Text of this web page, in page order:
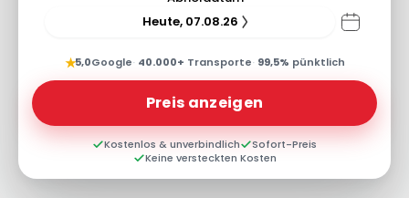
Heute, 07.08.26
★5,0Google· 40.000+ Transporte· 99,5% pünktlich
Preis anzeigen
Kostenlos & unverbindlich
Sofort-Preis
Keine versteckten Kosten